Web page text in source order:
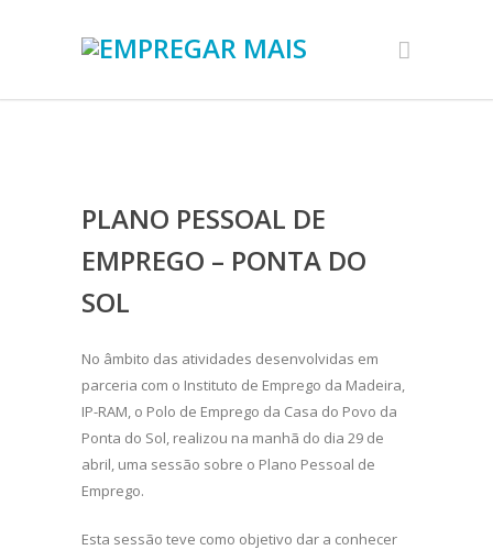
PLANO PESSOAL DE
EMPREGO – PONTA DO
SOL
No âmbito das atividades desenvolvidas em
parceria com o Instituto de Emprego da Madeira,
IP-RAM, o Polo de Emprego da Casa do Povo da
Ponta do Sol, realizou na manhã do dia 29 de
abril, uma sessão sobre o Plano Pessoal de
Emprego.
Esta sessão teve como objetivo dar a conhecer